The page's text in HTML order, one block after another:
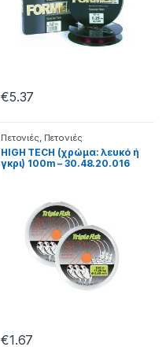
€5.37
Πετονιές, Πετονιές
Monofilament
HIGH TECH (χρώμα: λευκό ή
γκρι) 100m – 30.48.20.016
€1.67